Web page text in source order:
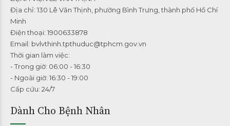
Địa chỉ: 130 Lê Văn Thịnh, phường Bình Trưng, thành phố Hồ Chí
Minh
Điện thoại: 1900633878
Email: bvlvthinh.tpthuduc@tphcm.gov.vn
Thời gian làm việc:
- Trong giờ: 06:00 - 16:30
- Ngoài giờ: 16:30 - 19:00
Cấp cứu: 24/7
Dành Cho Bệnh Nhân